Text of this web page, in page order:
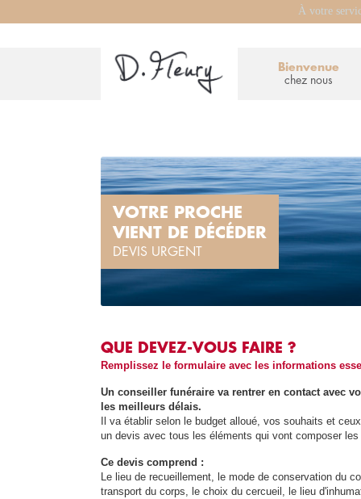
À votre
Bienvenue
chez nous
VOTRE PROCHE
VIENT DE DÉCÉDER
DEVIS URGENT
QUE DEVEZ-VOUS FAIRE ?
Remplissez le formulaire avec les informations
Un conseiller funéraire va rentrer en contact avec
les meilleurs délais.
Il va établir selon le budget alloué, vos souhaits et
un devis avec tous les éléments qui vont composer
Ce devis comprend :
Le lieu de recueillement, le mode de conservation du
transport du corps, le choix du cercueil, le lieu